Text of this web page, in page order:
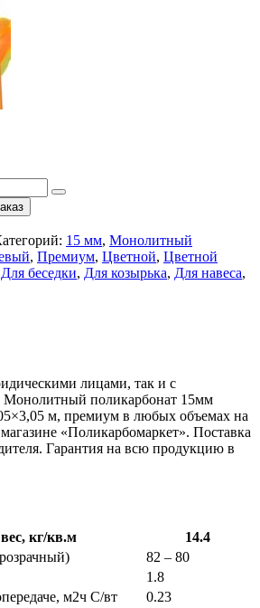
15 мм, Монолитный
, Премиум, Цветной, Цветной
Для беседки, Для козырька, Для навеса,
лицами, так и с
поликарбонат 15мм
м, премиум в любых объемах на
«Поликарбомаркет». Поставка
Гарантия на всю продукцию в
кг/кв.м
14.4
82 – 80
1.8
м2ч С/вт
0.23